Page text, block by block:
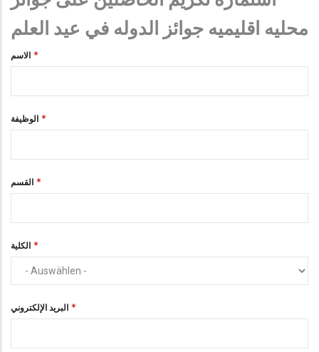
محليه اقليميه جوائز الدوله في عيد العلم
الاسم
الوظيفة
القسم
الكلية
البريد الإلكتروني